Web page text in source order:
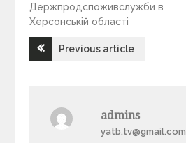
Держпродспоживслужби в
Херсонській області
Н
Previous article
admins
yatb.tv@gmail.com